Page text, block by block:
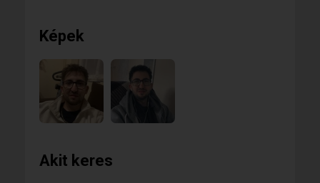
Képek
Akit keres